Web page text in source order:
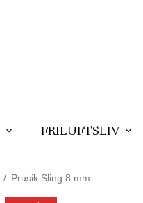
FRILUFTSLIV
/ Prusik Sling 8 mm